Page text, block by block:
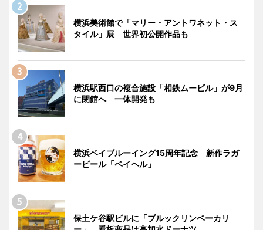
横浜美術館で「マリー・アントワネット・ス
タイル」展 世界初公開作品も
横浜駅西口の複合施設「相鉄ムービル」が9月
に閉館へ 一体開発も
横浜ベイブルーイング15周年記念 新作ラガ
ービール「ベイヘル」
保土ケ谷駅ビルに「ブルックリンベーカリ